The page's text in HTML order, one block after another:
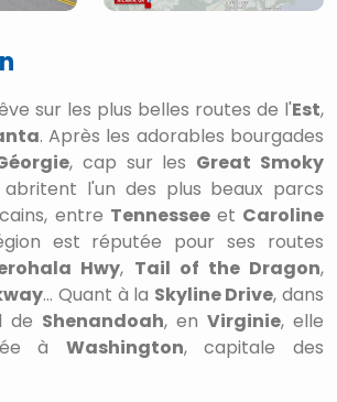
sur les plus belles routes de l'Est,
. Après les adorables bourgades
, cap sur les Great Smoky
abritent l'un des plus beaux parcs
entre Tennessee et Caroline
est réputée pour ses routes
Hwy, Tail of the Dragon,
... Quant à la Skyline Drive, dans
de Shenandoah, en Virginie, elle
à Washington, capitale des